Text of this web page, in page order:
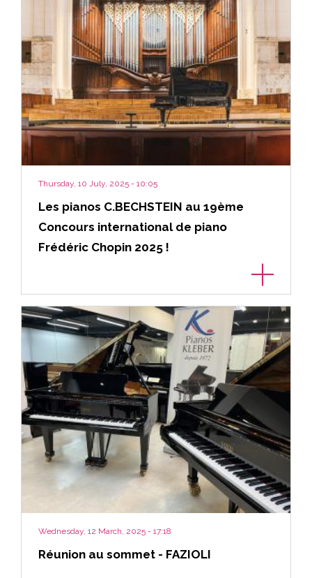
Thursday, 10 July, 2025 - 10:05
Les pianos C.BECHSTEIN au 19ème
Concours international de piano
Frédéric Chopin 2025 !
Wednesday, 12 March, 2025 - 17:18
Réunion au sommet - FAZIOLI